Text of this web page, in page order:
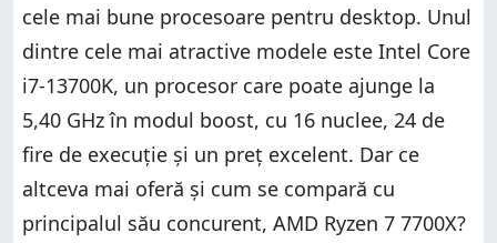
cele mai bune procesoare pentru desktop. Unul
dintre cele mai atractive modele este Intel Core
i7-13700K, un procesor care poate ajunge la
5,40 GHz în modul boost, cu 16 nuclee, 24 de
fire de execuție și un preț excelent. Dar ce
altceva mai oferă și cum se compară cu
principalul său concurent, AMD Ryzen 7 7700X?